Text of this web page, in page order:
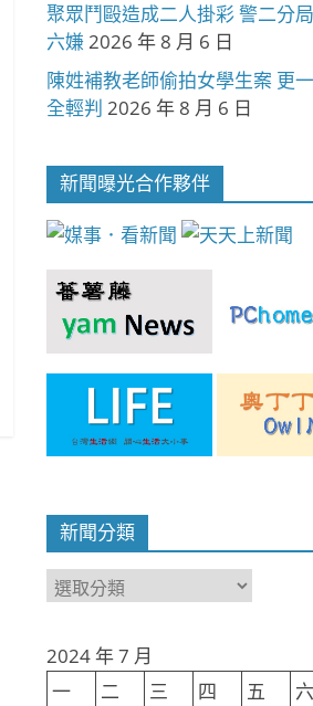
聚眾鬥毆造成二人掛彩 警二分
六嫌2026 年 8 月 6 日
陳姓補教老師偷拍女學生案 更
全輕判 2026 年 8 月 6 日
新聞曝光合作夥伴
新聞分類
新
類
2024 年 7 月
一
二 三 四 五 六